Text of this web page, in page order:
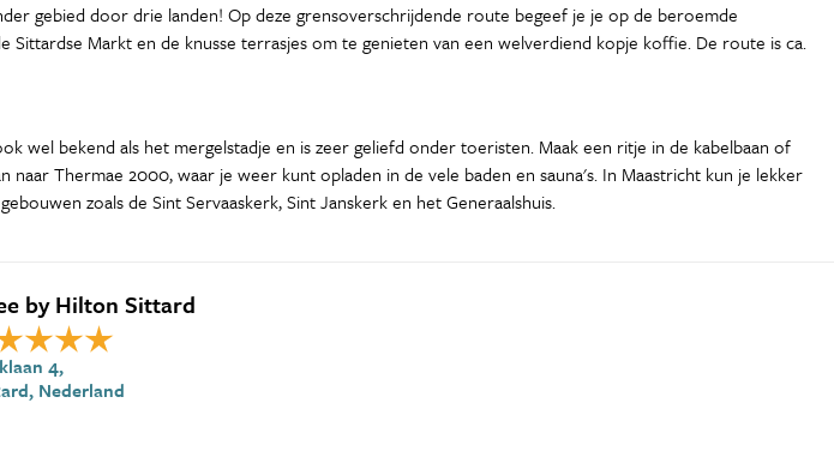
gebied door drie landen! Op deze grensoverschrijdende route begeef je je op de beroemde
Markt en de knusse terrasjes om te genieten van een welverdiend kopje koffie. De route is ca.
wel bekend als het mergelstadje en is zeer geliefd onder toeristen. Maak een ritje in de kabelbaan of
Thermae 2000, waar je weer kunt opladen in de vele baden en sauna's. In Maastricht kun je lekker
zoals de Sint Servaaskerk, Sint Janskerk en het Generaalshuis.
by Hilton Sittard
4,
Nederland